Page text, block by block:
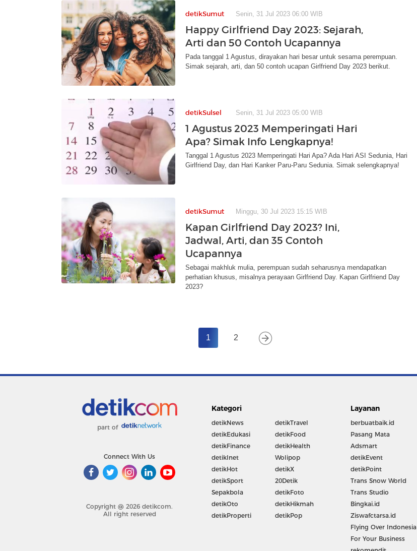
detikSumut Senin, 31 Jul 2023 06:00 WIB
Happy Girlfriend Day 2023: Sejarah,
Arti dan 50 Contoh Ucapannya
Pada tanggal 1 Agustus, dirayakan hari besar untuk sesama perempuan.
Simak sejarah, arti, dan 50 contoh ucapan Girlfriend Day 2023 berikut.
detikSulsel Senin, 31 Jul 2023 05:00 WIB
1 Agustus 2023 Memperingati Hari
Apa? Simak Info Lengkapnya!
Tanggal 1 Agustus 2023 Memperingati Hari Apa? Ada Hari ASI Sedunia, Hari
Girlfriend Day, dan Hari Kanker Paru-Paru Sedunia. Simak selengkapnya!
detikSumut Minggu, 30 Jul 2023 15:15 WIB
Kapan Girlfriend Day 2023? Ini,
Jadwal, Arti, dan 35 Contoh
Ucapannya
Sebagai makhluk mulia, perempuan sudah seharusnya mendapatkan
perhatian khusus, misalnya perayaan Girlfriend Day. Kapan Girlfriend Day
2023?
1 2
part of
Connect With Us
Copyright @ 2026 detikcom.
All right reserved
Kategori
detikNews
detikEdukasi
detikFinance
detikInet
detikHot
detikSport
Sepakbola
detikOto
detikProperti
detikTravel
detikFood
detikHealth
Wolipop
detikX
20Detik
detikFoto
detikHikmah
detikPop
Layanan
berbuatbaik.id
Pasang Mata
Adsmart
detikEvent
detikPoint
Trans Snow World
Trans Studio
Bingkai.id
Ziswafctarsa.id
Flying Over Indonesia
For Your Business